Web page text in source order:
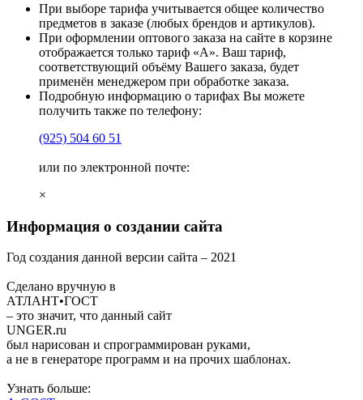
При выборе тарифа учитывается общее количество
предметов в заказе (любых брендов и артикулов).
При оформлении оптового заказа на сайте в корзине
отображается только тариф «А». Ваш тариф,
соответствующий объёму Вашего заказа, будет
применён менеджером при обработке заказа.
Подробную информацию о тарифах Вы можете
получить также по телефону:
(925) 504 60 51
или по электронной почте:
×
Информация о создании сайта
Год создания данной версии сайта – 2021
Сделано вручную в
АТЛАНТ•ГОСТ
– это значит, что данный сайт
UNGER.ru
был нарисован и спрограммирован руками,
а не в генераторе программ и на прочих шаблонах.
Узнать больше: